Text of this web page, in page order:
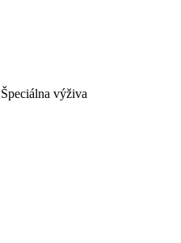
Špeciálna výživa